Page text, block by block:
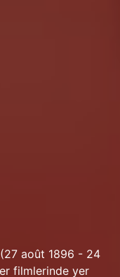
août 1896 - 24
filmlerinde yer